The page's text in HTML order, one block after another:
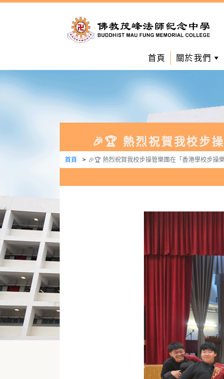
首頁 關於我們
🎉🏆 熱烈祝賀我校步
首頁 🎉🏆 熱烈祝賀我校步操管樂團在「香港學校步操